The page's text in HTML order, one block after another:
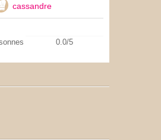
cassandre
0.0/5